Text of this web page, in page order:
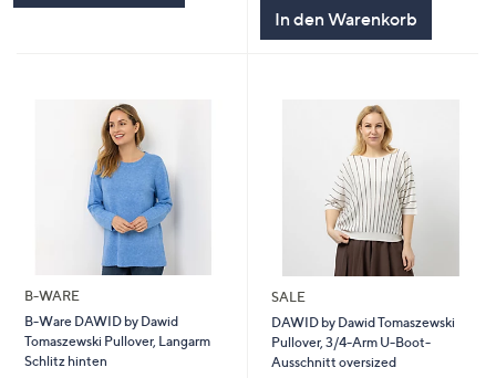
In den Warenkorb
B-WARE
B-Ware DAWID by Dawid
Tomaszewski Pullover, Langarm
Schlitz hinten
SALE
DAWID by Dawid Tomaszewski
Pullover, 3/4-Arm U-Boot-
Ausschnitt oversized